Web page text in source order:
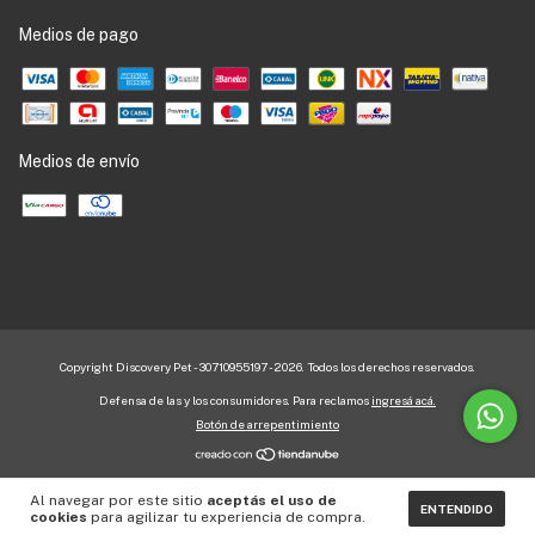
Al navegar por este sitio aceptás el uso de
cookies para agilizar tu experiencia de compra. ENTENDIDO
Medios de pago
Medios de envío
Copyright Discovery Pet - 30710955197 - 2026. Todos los derechos reservados.
Defensa de las y los consumidores. Para reclamos ingresá acá.
Botón de arrepentimiento